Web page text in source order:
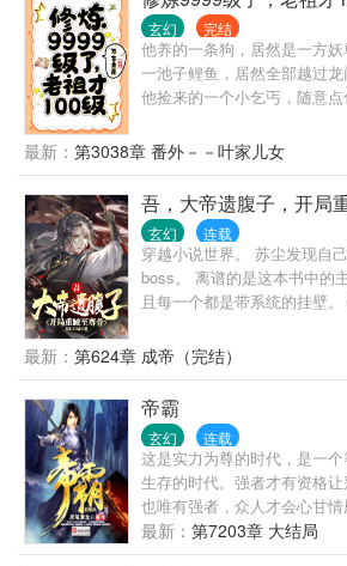
玄幻 完结
他养的一条狗，居然是一方
一池子鲤鱼，居然全部越过
他捡来的一个小乞丐，随意
踏足山外，原来他竟是绝世高
最新： 第3038章 番外－－叶家儿女
吾，大帝遗腹子，开局
玄幻 连载
穿越小说世界。 苏尘发现自
boss。 离谱的是这本书中的
且每一个都是带系统的挂壁
长河之外，身后诸天星辰环绕
法，踏天骄，登帝位！ 主角
脚石罢了！
最新： 第624章 成帝（完结）
帝霸
玄幻 连载
这是实力为尊的时代，是一
生存的时代。强者才有资格
也唯有强者，众人才会心甘
级制度：霸者，霸师，大霸师
霸宗，霸仙，霸尊，霸帝。
最新： 第7203章 大结局